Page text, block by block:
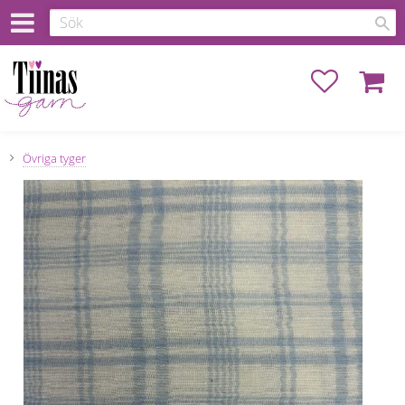
Favoriter
Övriga tyger